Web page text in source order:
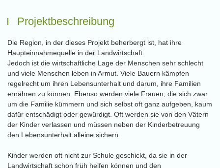
Projektbeschreibung
Die Region, in der dieses Projekt beherbergt ist, hat ihre
Haupteinnahmequelle in der Landwirtschaft.
Jedoch ist die wirtschaftliche Lage der Menschen sehr schlecht
und viele Menschen leben in Armut. Viele Bauern kämpfen
regelrecht um ihren Lebensunterhalt und darum, ihre Familien
ernähren zu können. Ebenso werden viele Frauen, die sich zwar
um die Familie kümmern und sich selbst oft ganz aufgeben, kaum
dafür entschädigt oder gewürdigt. Oft werden sie von den Vätern
der Kinder verlassen und müssen neben der Kinderbetreuung
den Lebensunterhalt alleine sichern.
Kinder werden oft nicht zur Schule geschickt, da sie in der
Landwirtschaft schon früh helfen können und den